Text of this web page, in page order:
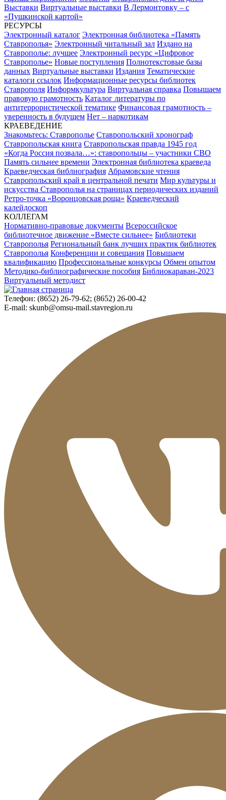
Выставки Виртуальные выставки В Лермонтовку – с
«Пушкинской картой»
РЕСУРСЫ
Электронный каталог Электронная библиотека «Память
Ставрополья» Электронный читальный зал Издано на
Ставрополье: лучшее Электронный ресурс «Цифровое
Ставрополье» Новые поступления Полнотекстовые базы
данных Виртуальные выставки Издания Тематические
каталоги ссылок Информационные ресурсы библиотек
Ставрополя Информкультура Виртуальная справка Повышаем
правовую грамотность Каталог литературы по
антитеррористической тематике Финансовая грамотность –
уверенность в будущем Нет – наркотикам
КРАЕВЕДЕНИЕ
Знакомьтесь: Ставрополье Ставропольский хронограф
Ставропольская книга Ставропольская правда 1945 год
«Когда Россия позвала…»: ставропольцы – участники СВО
Память сильнее времени Электронная библиотека краеведа
Краеведческая библиография Абрамовские чтения
Ставропольский край в центральной печати Мир культуры и
искусства Ставрополья на страницах периодических изданий
Ретро-точка «Воронцовская роща» Краеведческий
калейдоскоп
КОЛЛЕГАМ
Нормативно-правовые документы Всероссийское
библиотечное движение «Вместе сильнее» Библиотеки
Ставрополья Региональный банк лучших практик библиотек
Ставрополья Конференции и совещания Повышаем
квалификацию Профессиональные конкурсы Обмен опытом
Методико-библиографические пособия Библиокараван-2023
Виртуальный методист
Телефон: (8652) 26-79-62; (8652) 26-00-42
E-mail: skunb@omsu-mail.stavregion.ru